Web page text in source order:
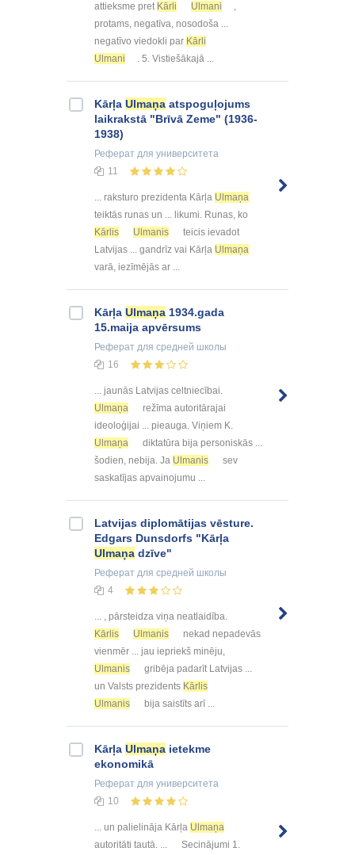
attieksme pret Kārli Ulmani
,
protams, negatīva, nosodoša ...
negatīvo viedokli par Kārli
Ulmani
. 5. Vistiešākajā ...
Kārļa Ulmaņa atspoguļojums
laikrakstā "Brīvā Zeme" (1936-
1938)
Реферат для университета
11
... raksturo prezidenta Kārļa Ulmaņa
teiktās runas un ... likumi. Runas, ko
Kārlis
Ulmanis
teicis ievadot
Latvijas ... gandrīz vai Kārļa Ulmaņa
varā, iezīmējās ar ...
Kārļa Ulmaņa 1934.gada
15.maija apvērsums
Реферат для средней школы
16
... jaunās Latvijas celtniecībai.
Ulmaņa
režīma autoritārajai
ideoloģijai ... pieauga. Viņiem K.
Ulmaņa
diktatūra bija personiskās ...
šodien, nebija. Ja Ulmanis
sev
saskatījas apvainojumu ...
Latvijas diplomātijas vēsture.
Edgars Dunsdorfs "Kārļa
Ulmaņa dzīve"
Реферат для средней школы
4
... , pārsteidza viņa neatlaidība.
Kārlis
Ulmanis
nekad nepadevās
vienmēr ... jau iepriekš minēju,
Ulmanis
gribēja padarīt Latvijas ...
un Valsts prezidents Kārlis
Ulmanis
bija saistīts arī ...
Kārļa Ulmaņa ietekme
ekonomikā
Реферат для университета
10
... un palielināja Kārļa Ulmaņa
autoritāti tautā. ... Secinājumi 1.